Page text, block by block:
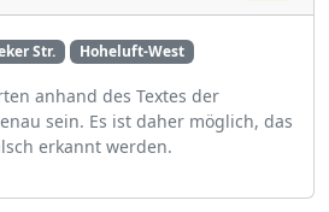
Str. Hoheluft-West
anhand des Textes der
sein. Es ist daher möglich, das
erkannt werden.